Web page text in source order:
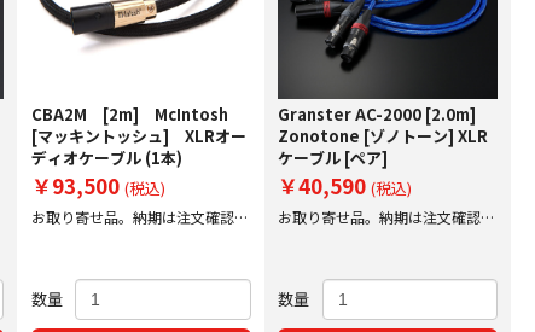
CBA2M [2m] McIntosh
[マッキントッシュ] XLRオー
ディオケーブル (1本)
￥93,500 (税込)
お取り寄せ品。納期は注文確認後
数量
Granster AC-2000 [2.0m]
Zonotone [ゾノトーン] XLR
ケーブル [ペア]
￥40,590 (税込)
お取り寄せ品。納期は注文確認後
数量